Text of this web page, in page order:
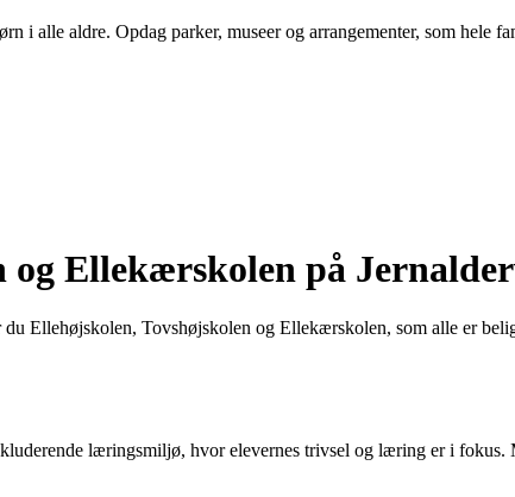
alle aldre. Opdag parker, museer og arrangementer, som hele
og Ellekærskolen på
Ellehøjskolen, Tovshøjskolen og Ellekærskolen, som alle er
læringsmiljø, hvor elevernes trivsel og læring er i fokus.